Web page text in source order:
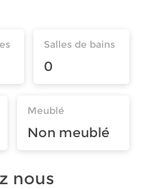
Salles de bains
0
Meublé
Non meublé
nous